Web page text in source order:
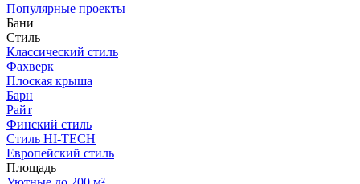
Популярные проекты
Бани
Стиль
Классический стиль
Фахверк
Плоская крыша
Барн
Райт
Финский стиль
Стиль HI-TECH
Европейский стиль
Площадь